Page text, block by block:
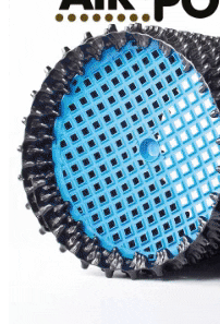
СТИМУЛЯТОРЫ
POWDER FEEDING
МИНЕРАЛЬНЫЕ УДОБРЕНИЯ
СТИМУЛЯТОРЫ
BIO SERIES ORGANIC
GROWTH TECHNOLOGY
БАЗОВЫЕ УДОБРЕНИЯ
СТИМУЛЯТОРЫ
HIGH ROOTS
CANNABIOGEN
GREEN PLANET